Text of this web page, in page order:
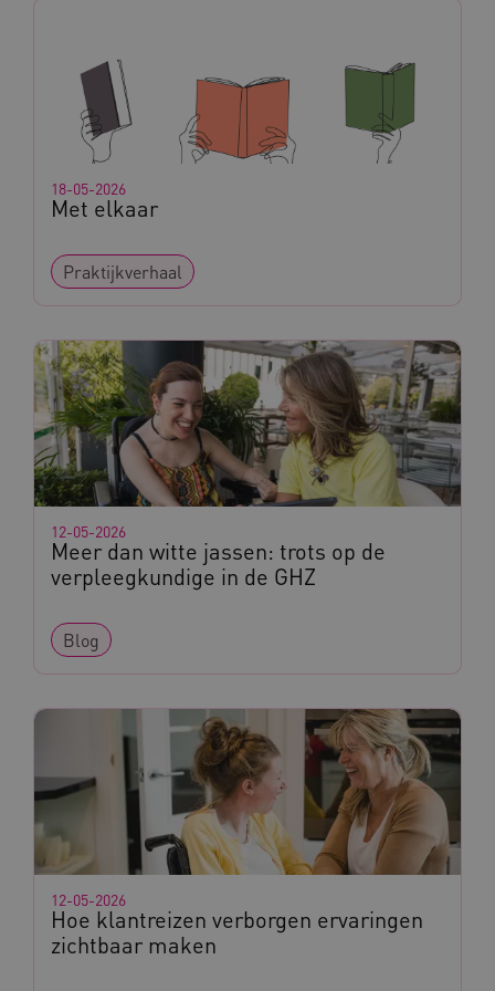
Met elkaar
18-05-2026
Praktijkverhaal
Meer dan witte jassen: trots op de
verpleegkundige in de GHZ
12-05-2026
Blog
Hoe klantreizen verborgen ervaringen
zichtbaar maken
12-05-2026
BCSessionID a594.kennispleingehandicaptensector.nl
.vimeo.com
YSC
Google LLC
.youtube.com